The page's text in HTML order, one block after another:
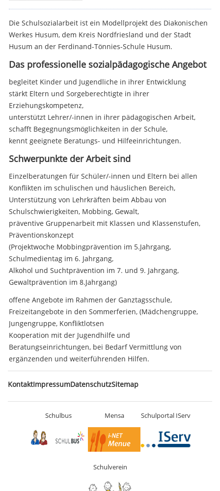
Die Schulsozialarbeit ist ein Modellprojekt des Diakonischen
Werkes Husum, dem Kreis Nordfriesland und der Stadt
Husum an der Ferdinand-Tönnies-Schule Husum.
Das professionelle sozialpädagogische Angebot
begleitet Kinder und Jugendliche in ihrer Entwicklung
stärkt Eltern und Sorgeberechtigte in ihrer
Erziehungskompetenz,
unterstützt Lehrer/-innen in ihrer pädagogischen Arbeit,
schafft Begegnungsmöglichkeiten in der Schule,
kennt geeignete Beratungs- und Hilfeeinrichtungen.
Schwerpunkte der Arbeit sind
Einzelberatungen für Schüler/-innen und Eltern bei allen
Konflikten im schulischen und häuslichen Bereich,
Unterstützung von Lehrkräften beim Abbau von
Schulschwierigkeiten, Mobbing, Gewalt,
präventive Gruppenarbeit mit Klassen und Klassenstufen,
Präventionskonzept
(Projektwoche Mobbingprävention im 5.Jahrgang,
Schulmedientag im 6. Jahrgang,
Alkohol und Suchtprävention im 7. und 9. Jahrgang,
Gewaltprävention im 8.Jahrgang)
offene Angebote im Rahmen der Ganztagsschule,
Freizeitangebote in den Sommerferien, (Mädchengruppe,
Jungengruppe, Konfliktlotsen
Kooperation mit der Jugendhilfe und
Beratungseinrichtungen, bei Bedarf Vermittlung von
ergänzenden und weiterführenden Hilfen.
überspringen
KontaktImpressumDatenschutzSitemap
Schulbus Mensa Schulportal IServ
Schulverein